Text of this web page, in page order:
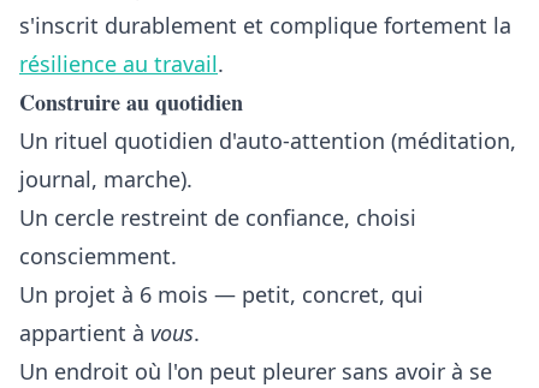
s'inscrit durablement et complique fortement la
résilience au travail.
Construire au quotidien
Un rituel quotidien d'auto-attention (méditation,
journal, marche).
Un cercle restreint de confiance, choisi
consciemment.
Un projet à 6 mois — petit, concret, qui
appartient à vous.
Un endroit où l'on peut pleurer sans avoir à se